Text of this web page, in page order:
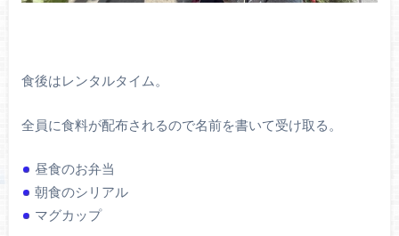
食後はレンタルタイム。
全員に食料が配布されるので名前を書いて受け取る。
昼食のお弁当
朝食のシリアル
マグカップ